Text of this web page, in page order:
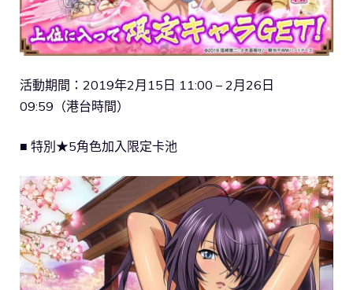
活動期間：2019年2月15日 11:00 – 2月26日
09:59（港台時間）
■ 特別★5角色加入限定卡池